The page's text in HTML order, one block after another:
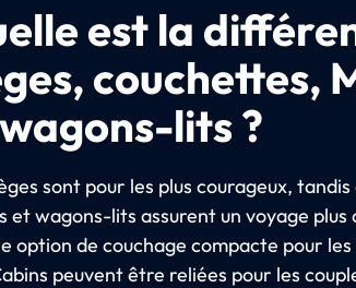
est la
couchettes,
lits ?
sont pour les plus courageux,
et wagons-lits assurent un voyage
option de couchage compacte pour les
peuvent être reliées pour les